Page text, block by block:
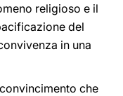
religioso e il
del
in una
che